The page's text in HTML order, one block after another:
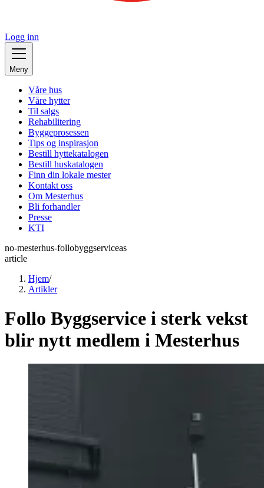
Logg inn
Meny
Våre hus
Våre hytter
Til salgs
Rehabilitering
Byggeprosessen
Tips og inspirasjon
Bestill hyttekatalogen
Bestill huskatalogen
Finn din lokale mester
Kontakt oss
Om Mesterhus
Bli forhandler
Presse
KTI
no-mesterhus-follobyggserviceas
article
Hjem/
Artikler
Follo Byggservice i sterk vekst
blir nytt medlem i Mesterhus